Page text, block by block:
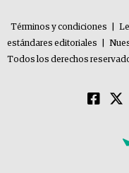
Términos y condiciones
estándares editoriales
Todos los derechos